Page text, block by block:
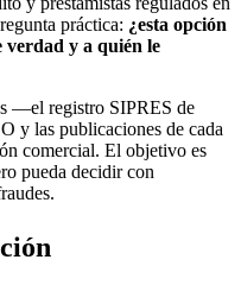
práctica: ¿esta opción
verdad y a quién le
—el registro SIPRES de
y las publicaciones de cada
comercial. El objetivo es
pueda decidir con